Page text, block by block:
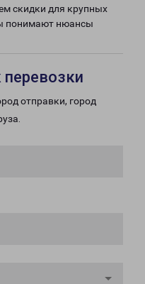
скидки для крупных
понимают нюансы
перевозки
отправки, город